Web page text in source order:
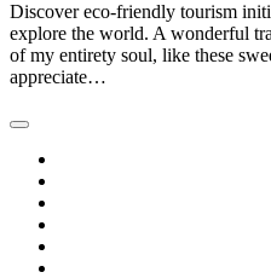
Discover eco-friendly tourism
explore the world. A wonderful
of my entirety soul, like these
appreciate…